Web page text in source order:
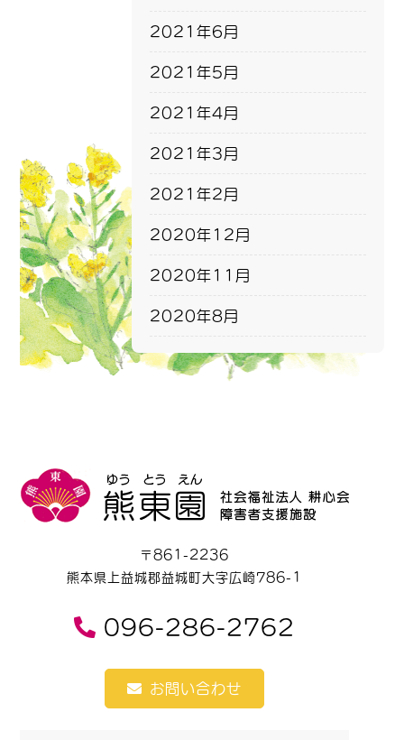
2021年6月
2021年5月
2021年4月
2021年3月
2021年2月
2020年12月
2020年11月
2020年8月
〒861-2236
熊本県上益城郡益城町大字広崎786-1
096-286-2762
お問い合わせ